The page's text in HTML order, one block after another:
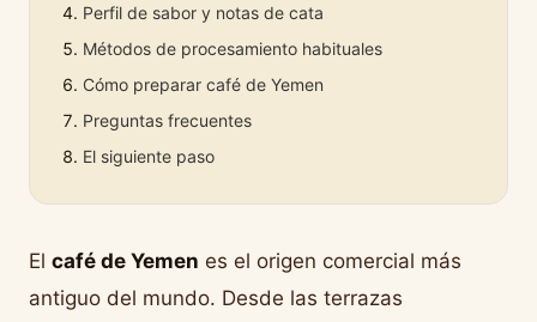
Perfil de sabor y notas de cata
Métodos de procesamiento habituales
Cómo preparar café de Yemen
Preguntas frecuentes
El siguiente paso
El café de Yemen es el origen comercial más
antiguo del mundo. Desde las terrazas